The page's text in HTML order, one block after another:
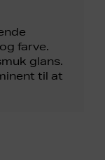
farve.
glans.
til at